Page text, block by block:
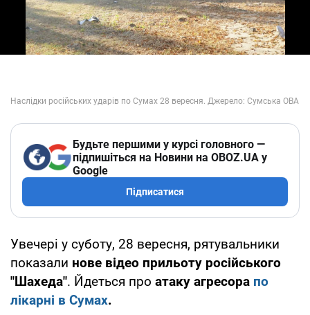
Будьте першими у курсі головного —
підпишіться на Новини на OBOZ.UA у
Google
Підписатися
Увечері у суботу, 28 вересня, рятувальники
показали нове відео прильоту російського
"Шахеда". Йдеться про атаку агресора по
лікарні в Сумах.